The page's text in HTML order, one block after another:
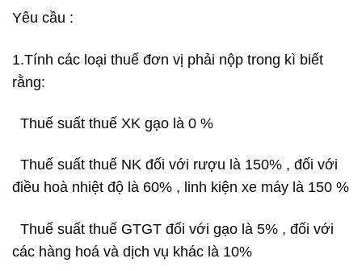
Yêu cầu :
1.Tính các loại thuế đơn vị phải nộp trong kì biết
rằng:
Thuế suất thuế XK gạo là 0 %
Thuế suất thuế NK đối với rượu là 150% , đối với
điều hoà nhiệt độ là 60% , linh kiện xe máy là 150 %
Thuế suất thuế GTGT đối với gạo là 5% , đối với
các hàng hoá và dịch vụ khác là 10%